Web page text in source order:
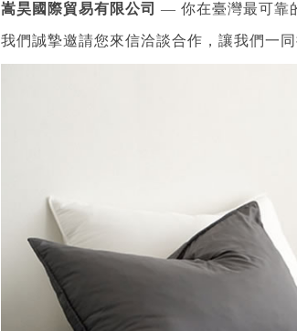
嵩昊國際貿易有限公司 — 你在臺灣最可靠
我們誠摯邀請您來信洽談合作，讓我們一